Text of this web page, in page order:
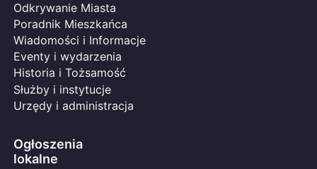
Odkrywanie Miasta
Poradnik Mieszkańca
Wiadomości i Informacje
Eventy i wydarzenia
Historia i Tożsamość
Służby i instytucje
Urzędy i administracja
Ogłoszenia
lokalne